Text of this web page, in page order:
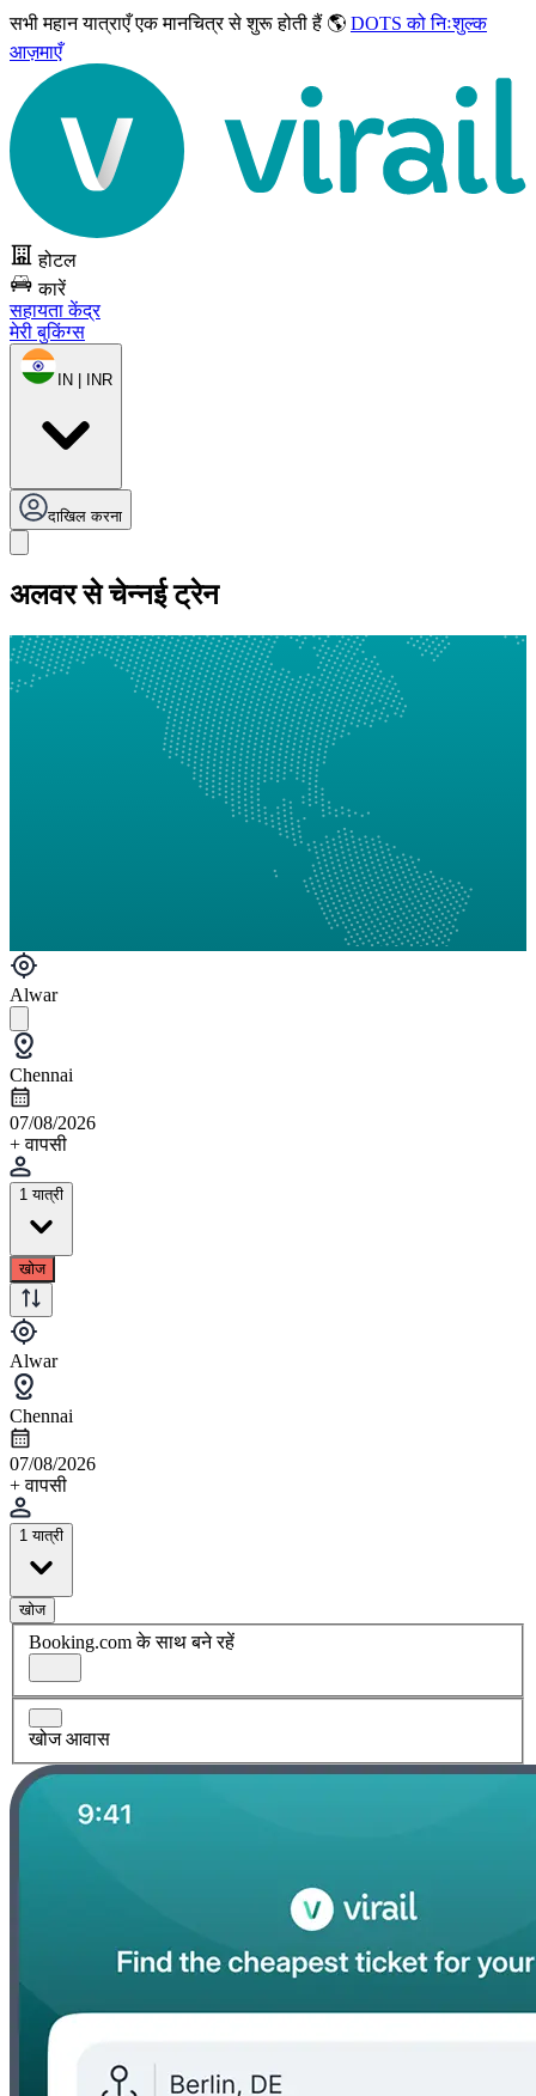
सभी महान यात्राएँएक मानचित्र से शुरू होती हैं 🌎 DOTS को निःशुल्क
आज़माएँ
होटल
कारें
सहायता केंद्र
मेरी बुकिंग्स
IN | INR
दाखिल करना
अलवर से चेन्नई ट्रेन
Alwar
Chennai
07/08/2026
+ वापसी
1 यात्री
खोज
Alwar
Chennai
07/08/2026
+ वापसी
1 यात्री
खोज
Booking.com के साथ बने रहें
खोज आवास